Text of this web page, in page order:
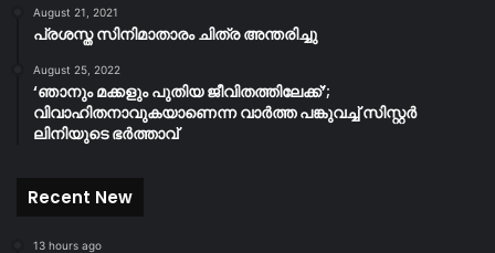
August 21, 2021
പ്രശസ്ത സിനിമാതാരം ചിത്ര അന്തരിച്ചു
August 25, 2022
‘ഞാനും മക്കളും പുതിയ ജീവിതത്തിലേക്ക്’;
വിവാഹിതനാവുകയാണെന്ന വാർത്ത പങ്കുവച്ച് സിസ്റ്റർ
ലിനിയുടെ ഭർത്താവ്
Recent New
13 hours ago